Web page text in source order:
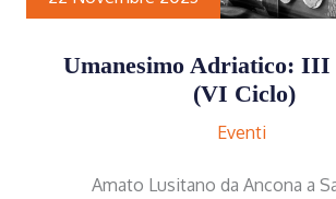
Umanesimo Adriatico:
(VI Ciclo)
Eventi
Amato Lusitano da Ancona a